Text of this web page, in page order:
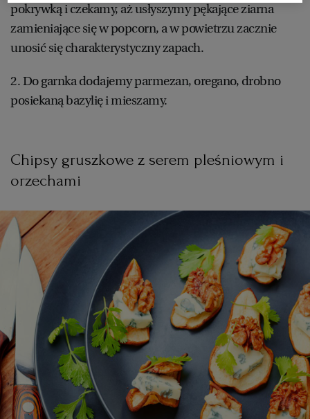
pokrywką i czekamy, aż usłyszymy pękające ziarna
zamieniające się w popcorn, a w powietrzu zacznie
unosić się charakterystyczny zapach.
2. Do garnka dodajemy parmezan, oregano, drobno
posiekaną bazylię i mieszamy.
Chipsy gruszkowe z serem pleśniowym i
orzechami